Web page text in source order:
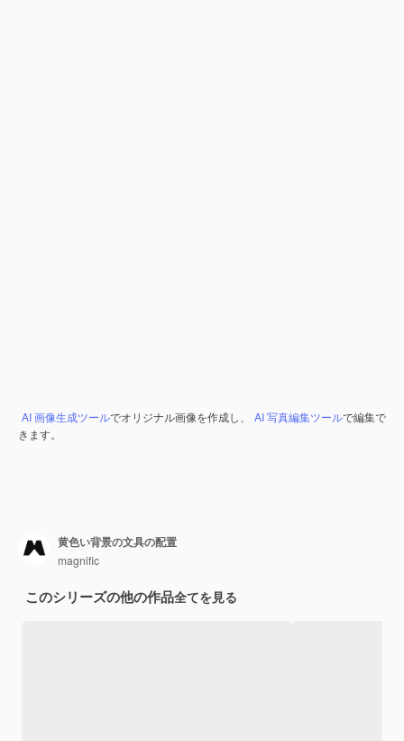
AI 画像生成ツールでオリジナル画像を作成し、 AI 写真編集ツールで編集で
きます。
黄色い背景の文具の配置
magnific
このシリーズの他の作品全てを見る